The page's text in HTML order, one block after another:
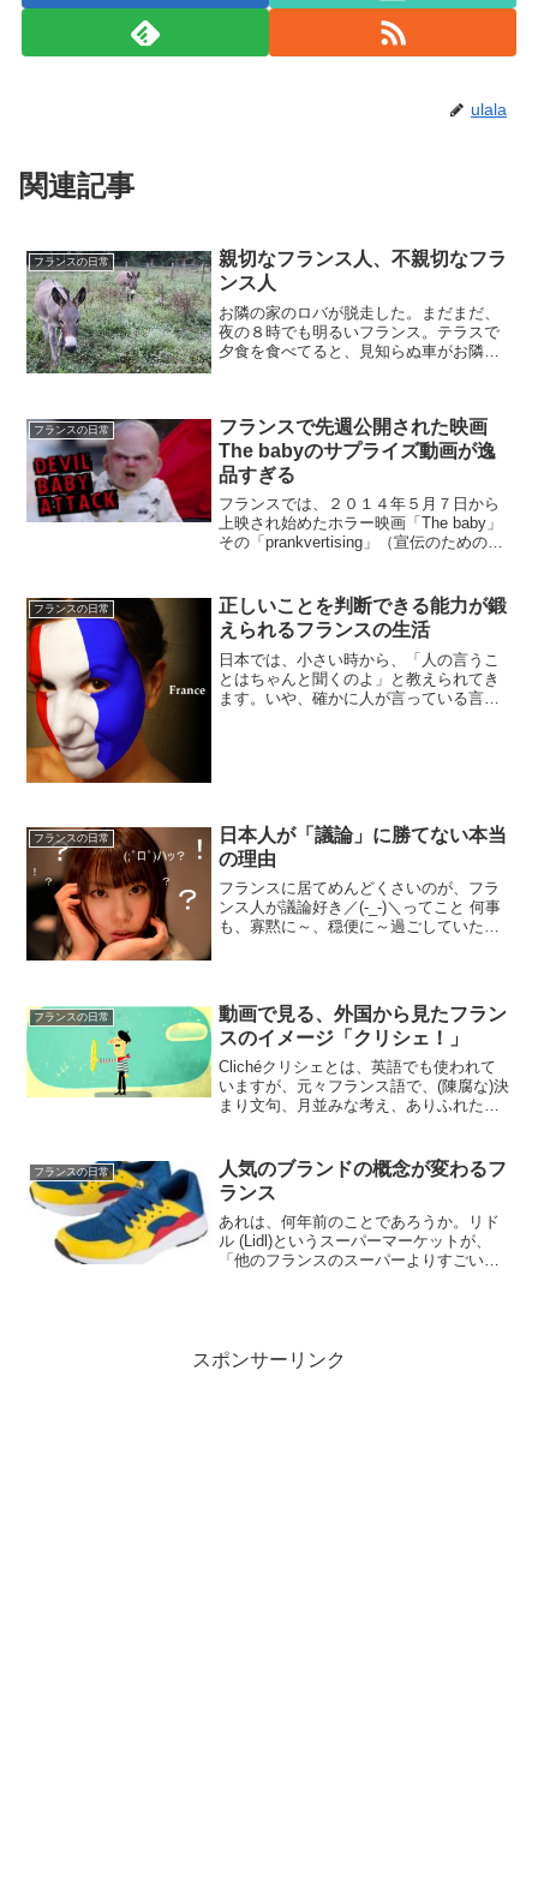
ulala
関連記事
フランスの日常
親切なフランス人、不親切なフラ
ンス人
お隣の家のロバが脱走した。まだまだ、
夜の８時でも明るいフランス。テラスで
夕食を食べてると、見知らぬ車がお隣の
越えて向こう側に居るんだ...
フランスの日常
フランスで先週公開された映画
The babyのサプライズ動画が逸
品すぎる
フランスでは、２０１４年５月７日から
上映され始めたホラー映画「The baby」
その「prankvertising」（宣伝のための冗
ているとこもあって、もう見た...
フランスの日常
正しいことを判断できる能力が鍛
えられるフランスの生活
日本では、小さい時から、「人の言うこ
とはちゃんと聞くのよ」と教えられてき
ます。いや、確かに人が言っている言葉
フランスの日常
日本人が「議論」に勝てない本当
の理由
フランスに居てめんどくさいのが、フラ
ンス人が議論好き／(-_-)＼ってこと 何事
も、寡黙に～、穏便に～過ごしていたい
だ～～ ヽ( ﾟ...
フランスの日常
動画で見る、外国から見たフラン
スのイメージ「クリシェ！」
Clichéクリシェとは、英語でも使われて
いますが、元々フランス語で、(陳腐な)決
まり文句、月並みな考え、ありふれたも
フランスに持っているイメージを短編の
アニメにした...
フランスの日常
人気のブランドの概念が変わるフ
ランス
あれは、何年前のことであろうか。リド
ル (Lidl)というスーパーマーケットが、
「他のフランスのスーパーよりすごい良
スポンサーリンク